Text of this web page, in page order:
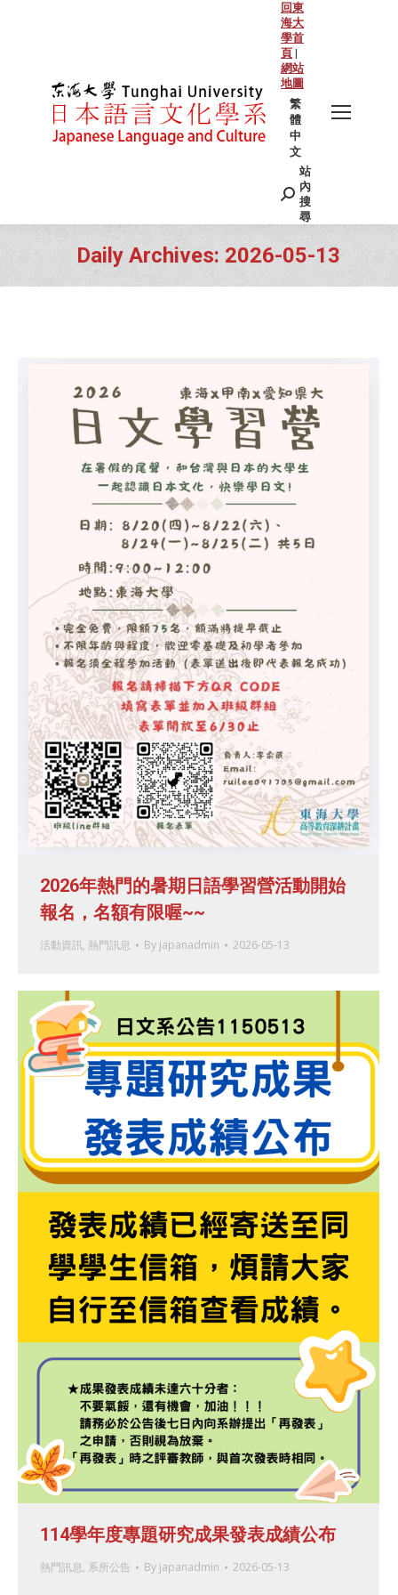
回東
海大
學首
頁 |
網站
地圖
繁
體
中
文
Search:
站
內
搜
尋
Daily Archives: 2026-05-13
You are here:
2026年熱門的暑期日語學習營活動開始
報名，名額有限喔~~
活動資訊, 熱門訊息 By japanadmin 2026-05-13
114學年度專題研究成果發表成績公布
熱門訊息, 系所公告 By japanadmin 2026-05-13